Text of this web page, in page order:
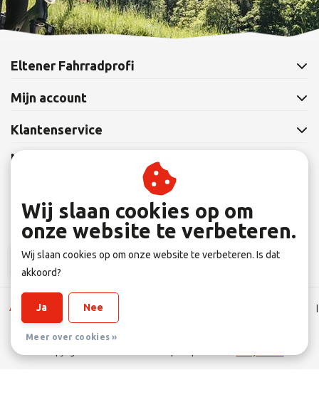
Eltener Fahrradprofi
Mijn account
Klantenservice
Nieuwsbrief
Abonneer je op onze nieuwsbrief om op de hoogte te blijven.
Abonneer
Algemene Leverings voorwaarden
|
Sitemap
Wij slaan cookies op om
onze website te verbeteren.
Wij slaan cookies op om onze website te verbeteren. Is dat
akkoord?
Ja Nee
Meer over cookies »